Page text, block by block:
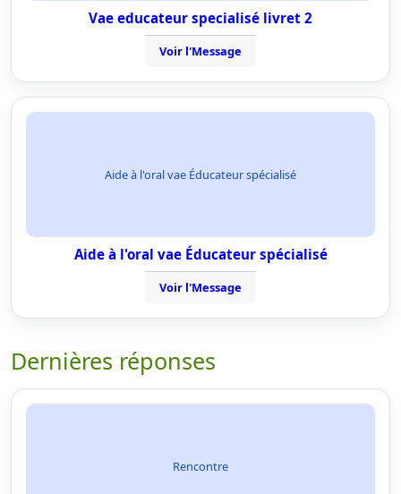
Vae educateur specialisé livret 2
Voir l'Message
Aide à l'oral vae Éducateur spécialisé
Aide à l'oral vae Éducateur spécialisé
Voir l'Message
Dernières réponses
Rencontre